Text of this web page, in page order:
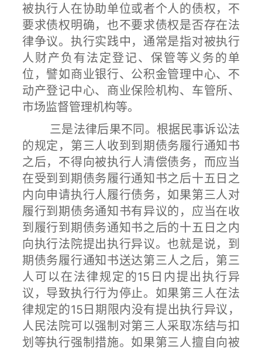
被执行人在协助单位或者个人的债权，不
要求债权明确，也不要求债权是否存在法
律争议。执行实践中，通常是指对被执行
人财产负有法定登记、保管等义务的单
位，譬如商业银行、公积金管理中心、不
动产登记中心、商业保险机构、车管所、
市场监督管理机构等。
三是法律后果不同。根据民事诉讼法
的规定，第三人收到到期债务履行通知书
之后，不得向被执行人清偿债务，而应当
在受到到期债务履行通知书之后十五日之
内向申请执行人履行债务，如果第三人对
履行到期债务通知书有异议的，应当在收
到履行到期债务通知书之后的十五日之内
向执行法院提出执行异议。也就是说，到
期债务履行通知书送达第三人之后，第三
人可以在法律规定的15日内提出执行异
议，导致执行行为停止。如果第三人在法
律规定的15日期限内没有提出执行异议，
人民法院可以强制对第三人采取冻结与扣
划等执行强制措施。如果第三人擅自向被